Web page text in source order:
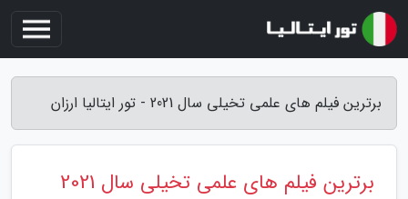
برترین فیلم های علمی تخیلی سال 2021 - تور ایتالیا ارزان
برترین فیلم های علمی تخیلی سال 2021